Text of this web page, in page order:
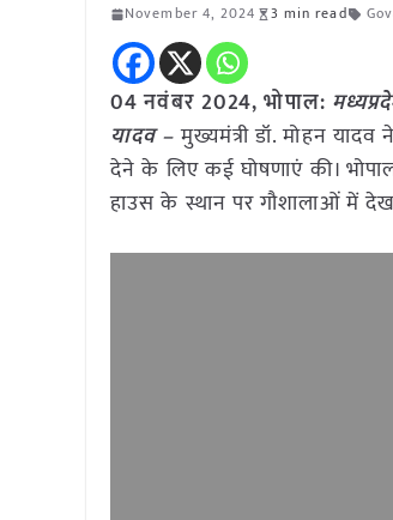
November 4, 2024 3 min read
04 नवंबर 2024, भोपाल:
यादव –मुख्यमंत्री डॉ. मोहन
देने के लिए कई घोषणाएं की।
हाउस के स्थान पर गौशालाओं में